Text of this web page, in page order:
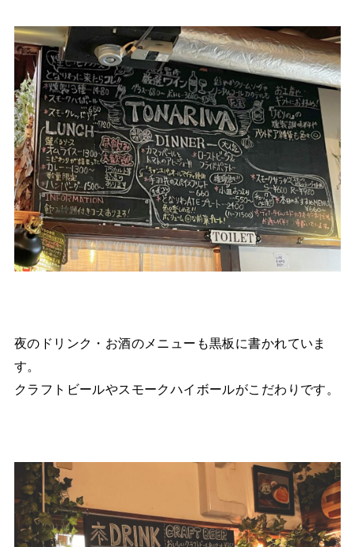
夜のドリンク・お酒のメニューも黒板に書かれていま
す。
クラフトビールやスモークハイボールがこだわりです。